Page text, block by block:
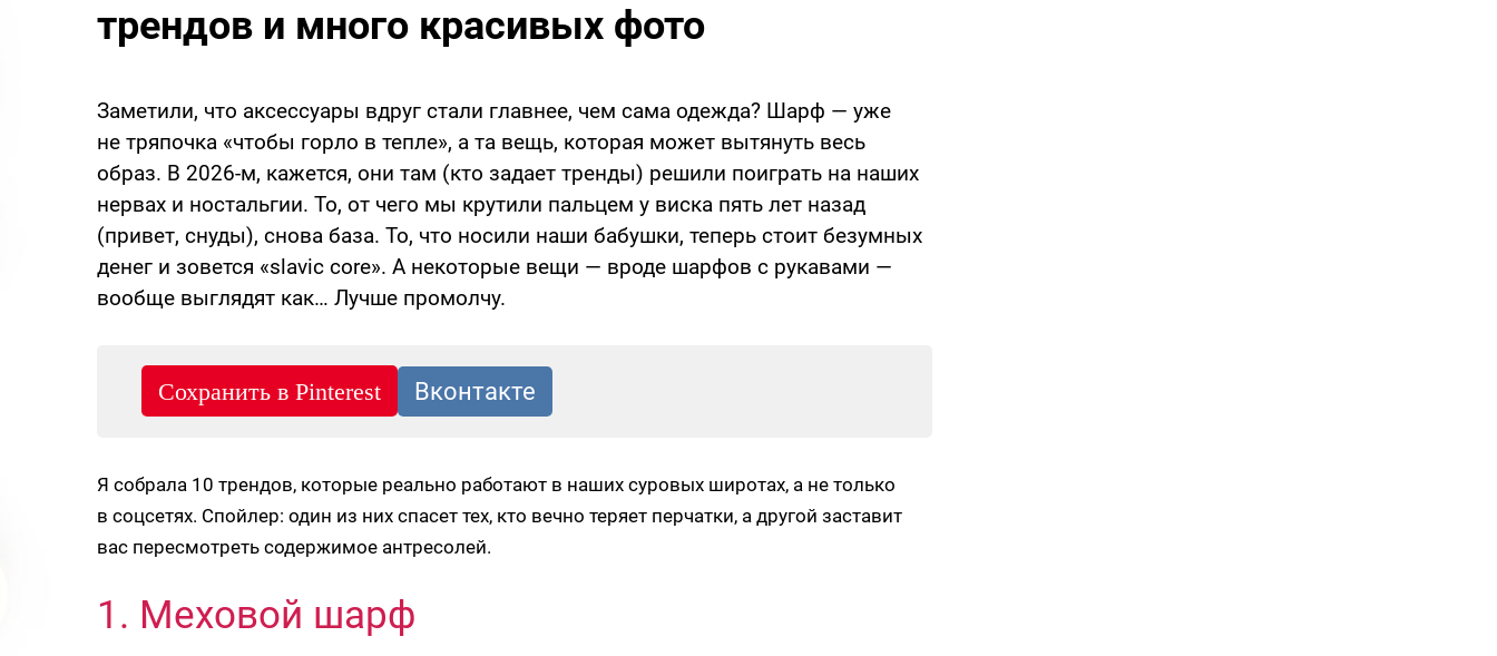
трендов и много красивых фото
Заметили, что аксессуары вдруг стали главнее, чем сама одежда? Шарф — уже
не тряпочка «чтобы горло в тепле», а та вещь, которая может вытянуть весь
образ. В 2026-м, кажется, они там (кто задает тренды) решили поиграть на наших
нервах и ностальгии. То, от чего мы крутили пальцем у виска пять лет назад
(привет, снуды), снова база. То, что носили наши бабушки, теперь стоит безумных
денег и зовется «slavic core». А некоторые вещи — вроде шарфов с рукавами —
вообще выглядят как… Лучше промолчу.
Я собрала 10 трендов, которые реально работают в наших суровых широтах, а не только
в соцсетях. Спойлер: один из них спасет тех, кто вечно теряет перчатки, а другой заставит
вас пересмотреть содержимое антресолей.
1. Меховой шарф